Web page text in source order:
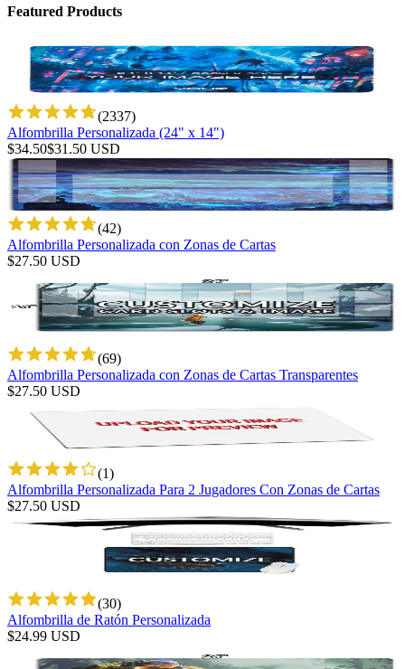
Featured Products
(2337)
Alfombrilla Personalizada (24" x 14")
$34.50$31.50 USD
(42)
Alfombrilla Personalizada con Zonas de Cartas
$27.50 USD
(69)
Alfombrilla Personalizada con Zonas de Cartas Transparentes
$27.50 USD
(1)
Alfombrilla Personalizada Para 2 Jugadores Con Zonas de Cartas
$27.50 USD
(30)
Alfombrilla de Ratón Personalizada
$24.99 USD